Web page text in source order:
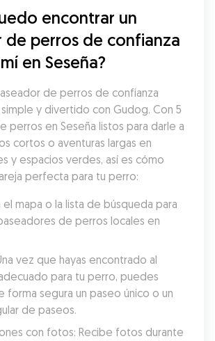
encontrar un
de perros de confianza
en Seseña?
de perros de confianza
y divertido con Gudog. Con 5
perros en Seseña listos para darle a
cortos o aventuras largas en
y espacios verdes, así es cómo
perfecta para tu perro:
el mapa o la lista de búsqueda para
de perros locales en
vez que hayas encontrado al
para tu perro, puedes
forma segura un paseo único o un
de paseos.
con fotos: Recibe fotos durante